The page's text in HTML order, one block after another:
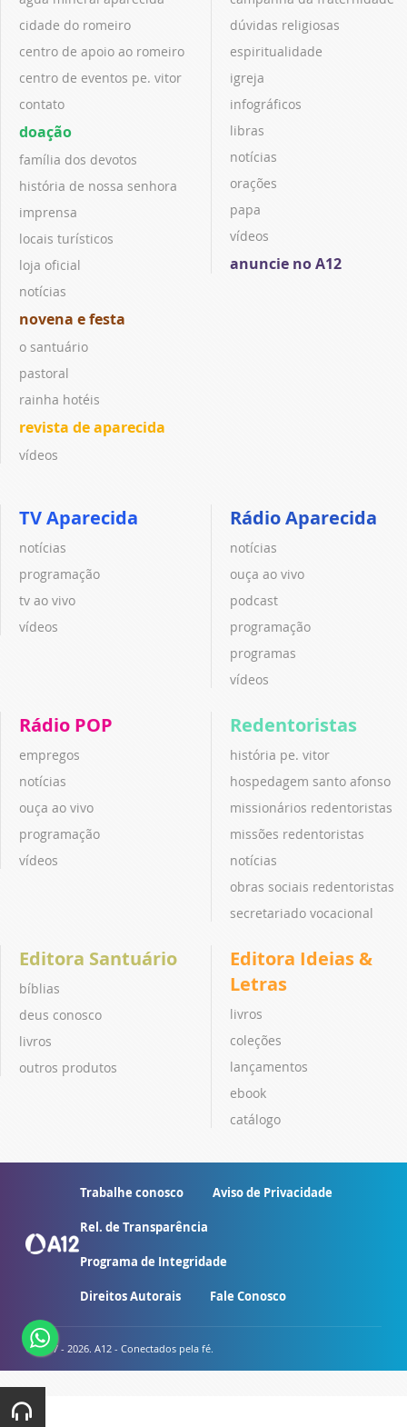
cidade do romeiro
centro de apoio ao romeiro
centro de eventos pe. vitor
contato
doação
família dos devotos
história de nossa senhora
imprensa
locais turísticos
loja oficial
notícias
novena e festa
o santuário
pastoral
rainha hotéis
revista de aparecida
vídeos
dúvidas religiosas
espiritualidade
igreja
infográficos
libras
notícias
orações
papa
vídeos
anuncie no A12
TV Aparecida
notícias
programação
tv ao vivo
vídeos
Rádio Aparecida
notícias
ouça ao vivo
podcast
programação
programas
vídeos
Rádio POP
empregos
notícias
ouça ao vivo
programação
vídeos
Redentoristas
história pe. vitor
hospedagem santo afonso
missionários redentoristas
missões redentoristas
notícias
obras sociais redentoristas
secretariado vocacional
Editora Santuário
bíblias
deus conosco
livros
outros produtos
Editora Ideias &
Letras
livros
coleções
lançamentos
ebook
catálogo
Trabalhe conosco Aviso de Privacidade
Rel. de Transparência
Programa de Integridade
Direitos Autorais Fale Conosco
© 2007 - 2026. A12 - Conectados pela fé.